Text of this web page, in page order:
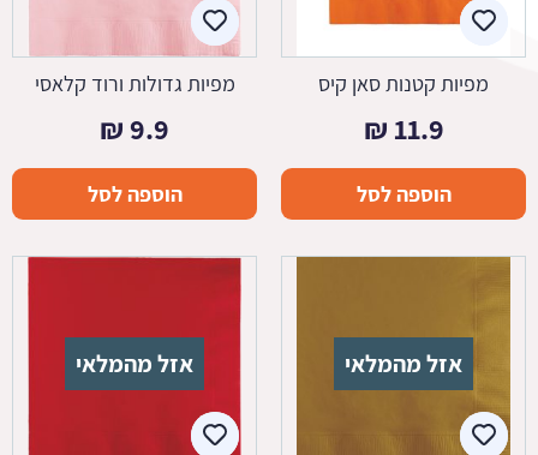
מפיות קטנות סאן קיס
11.9
₪
הוספה לסל
מפיות גדולות ורוד קלאסי
9.9
₪
הוספה לסל
אזל מהמלאי אזל מהמלאי